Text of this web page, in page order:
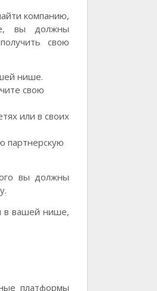
компанию,
вы должны
свою
нише.
свою
или в своих
партнерскую
вы должны
в вашей нише,
платформы